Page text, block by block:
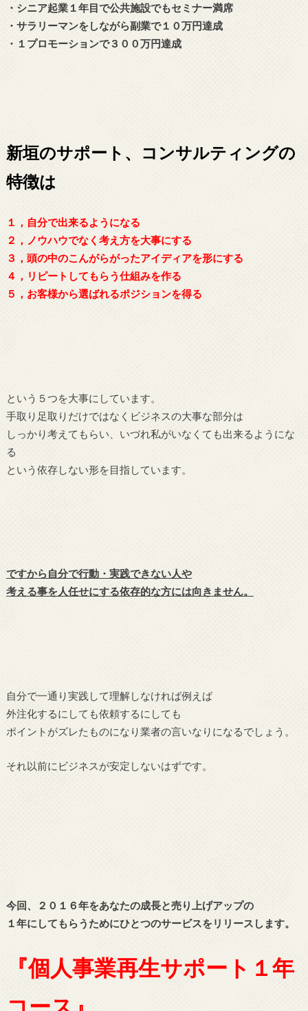
・シニア起業１年目で公共施設でもセミナー満席
・サラリーマンをしながら副業で１０万円達成
・１プロモーションで３００万円達成
新垣のサポート、コンサルティングの
特徴は
１，自分で出来るようになる
２，ノウハウでなく考え方を大事にする
３，頭の中のこんがらがったアイディアを形にする
４，リピートしてもらう仕組みを作る
５，お客様から選ばれるポジションを得る
という５つを大事にしています。
手取り足取りだけではなくビジネスの大事な部分は
しっかり考えてもらい、いづれ私がいなくても出来るようにな
る
という依存しない形を目指しています。
ですから自分で行動・実践できない人や
考える事を人任せにする依存的な方には向きません。
自分で一通り実践して理解しなければ例えば
外注化するにしても依頼するにしても
ポイントがズレたものになり業者の言いなりになるでしょう。
それ以前にビジネスが安定しないはずです。
今回、２０１６年をあなたの成長と売り上げアップの
１年にしてもらうためにひとつのサービスをリリースします。
『個人事業再生サポート１年